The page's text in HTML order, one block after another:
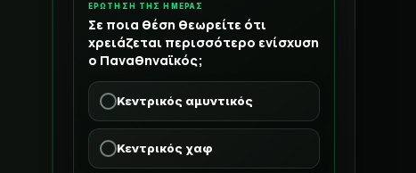
ΕΡΩΤΗΣΗ ΤΗΣ ΗΜΕΡΑΣ
Σε ποια θέση θεωρείτε ότι
χρειάζεται περισσότερο ενίσχυση
ο Παναθηναϊκός;
Κεντρικός αμυντικός
Κεντρικός χαφ